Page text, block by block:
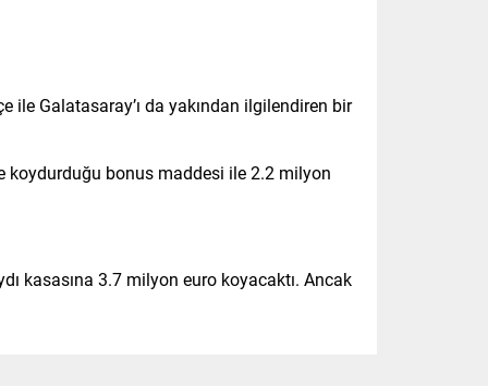
ile Galatasaray’ı da yakından ilgilendiren bir
koydurduğu bonus maddesi ile 2.2 milyon
kasasına 3.7 milyon euro koyacaktı. Ancak